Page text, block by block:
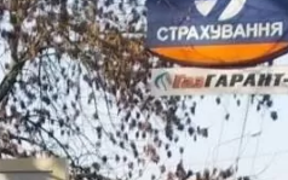
Гарантія
Контакти